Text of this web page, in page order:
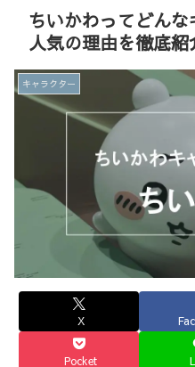
ちいかわってどんな
人気の理由を徹底紹
キャラクター
X
Pocket